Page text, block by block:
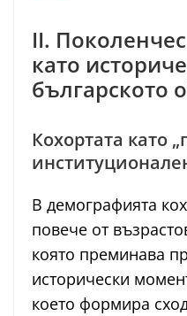
II.
като
българското
Кохортата като
В демографията
повече от
която преминава
исторически
което формира